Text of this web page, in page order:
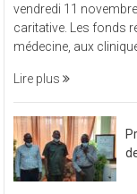
vendredi 11
caritative. Les fonds
médecine, aux
Lire plus